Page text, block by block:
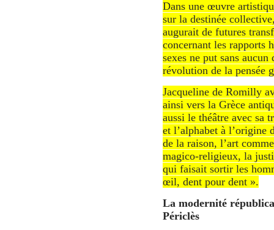
Dans une œuvre
sur la destinée
augurait de futures
concernant les rapports
sexes ne put sans aucun
révolution de la pensée
Jacqueline de Romilly
ainsi vers la Grèce
aussi le théâtre avec sa
et l’alphabet à l’origine
de la raison, l’art
magico-religieux, la
qui faisait sortir les
œil, dent pour dent ».
La modernité
Périclès